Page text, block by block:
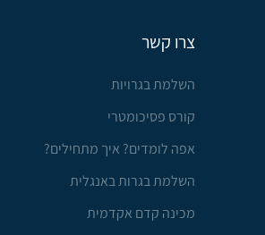
צרו קשר
השלמת בגרויות
קורס פסיכומטרי
אפה לומדים? איך מתחילים?
השלמת בגרות באנגלית
מכינה קדם אקדמית